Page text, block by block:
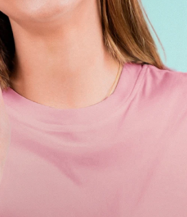
我的订阅
预计送达日期09/08/2026
预计送达日期08/08/2026
预计送达日期